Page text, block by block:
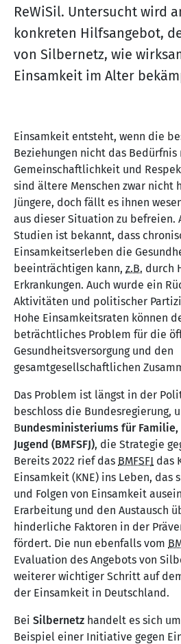
ReWiSil. Untersucht wird
konkreten Hilfsangebot,
von Silbernetz, wie
Einsamkeit im Alter
Einsamkeit entsteht, wenn die
Beziehungen nicht das Bedürfnis
Gemeinschaftlichkeit und
sind ältere Menschen zwar nicht
Jüngere, doch fällt es ihnen
aus dieser Situation zu befreien.
Studien ist bekannt, dass
Einsamkeitserleben die
beeinträchtigen kann, z.B. durch
Erkrankungen. Auch wurde ein
Aktivitäten und politischer
Hohe Einsamkeitsraten können
beträchtliches Problem für die
Gesundheitsversorgung und den
gesamtgesellschaftlichen
Das Problem ist längst in der
beschloss die Bundesregierung,
Bundesministeriums für Familie,
Jugend (BMFSFJ), die Strategie
Bereits 2022 rief das BMFSFJ das
Einsamkeit (KNE) ins Leben, das
und Folgen von Einsamkeit
Erarbeitung und den Austausch
hinderliche Faktoren in der
fördert. Die nun ebenfalls vom
Evaluation des Angebots von
weiterer wichtiger Schritt auf
der Einsamkeit in Deutschland.
Bei Silbernetz handelt es sich
Beispiel einer Initiative gegen